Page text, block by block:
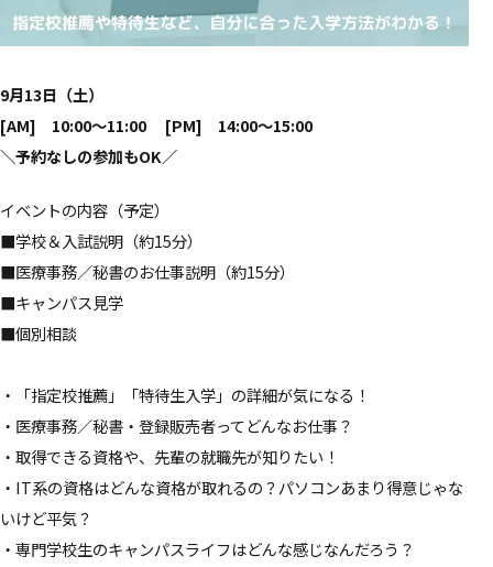
9月13日（土）
[AM] 10:00～11:00 [PM] 14:00～15:00
＼予約なしの参加もOK／
イベントの内容（予定）
■学校＆入試説明（約15分）
■医療事務／秘書のお仕事説明（約15分）
■キャンパス見学
■個別相談
・「指定校推薦」「特待生入学」の詳細が気になる！
・医療事務／秘書・登録販売者ってどんなお仕事？
・取得できる資格や、先輩の就職先が知りたい！
・IT系の資格はどんな資格が取れるの？パソコンあまり得意じゃな
いけど平気？
・専門学校生のキャンパスライフはどんな感じなんだろう？